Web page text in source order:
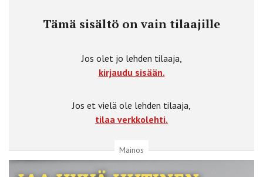
Tämä sisältö on vain tilaajille
Jos olet jo lehden tilaaja,
kirjaudu sisään.
Jos et vielä ole lehden tilaaja,
tilaa verkkolehti.
Mainos